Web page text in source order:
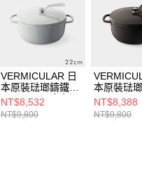
VERMICULAR 日
本原裝琺瑯鑄鐵鍋
OP2 22cm 多色選
NT$8,532
NT$9,800
本原裝琺
OP2 22cm
棕)
NT$8,388
NT$9,800